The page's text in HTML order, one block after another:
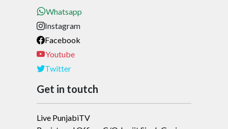
Whatsapp
Instagram
Facebook
Youtube
Twitter
Get in toutch
Live PunjabiTV